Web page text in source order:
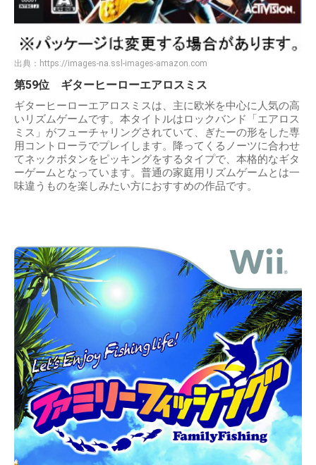
出典： https://images-na.ssl-images-amazon.com
第59位 ギターヒーローエアロスミス
ギターヒーローエアロスミスは、主に欧米を中心に人気の高
いリズムゲームです。本タイトルはロックバンド「エアロス
ミス」がフューチャリングされていて、ぎたーの形をした専
用コントローラでプレイします。降ってくるノーツに合わせ
てネックボタンをピッキングをするタイプで、本格的なギタ
ーゲームとなっています。普通の家庭用リズムゲームとは一
味違うものを楽しみたい方におすすめの作品です。